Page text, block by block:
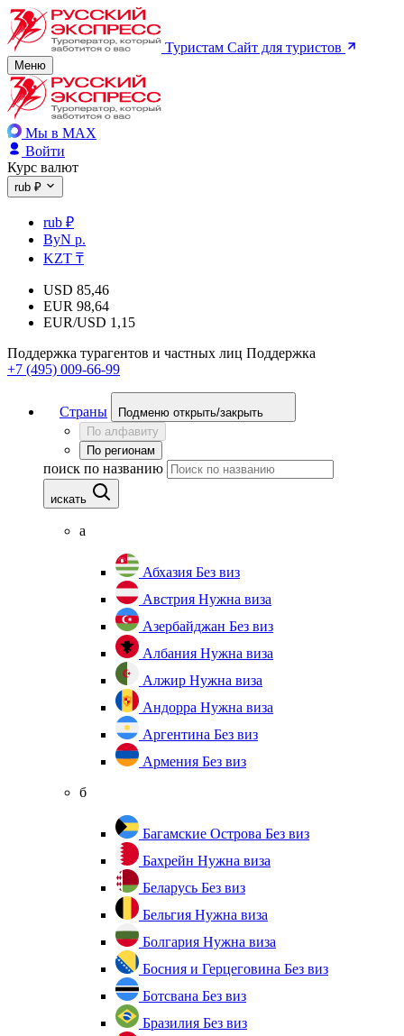
Туристам Сайт для туристов
Меню
Мы в MAX
Войти
Курс валют
rub ₽
rub ₽
ByN р.
KZT ₸
USD 85,46
EUR 98,64
EUR/USD 1,15
Поддержка турагентов и частных лиц Поддержка
+7 (495) 009-66-99
Страны
Подменю открыть/закрыть
По алфавиту
По регионам
поиск по названию
искать
а
Абхазия Без виз
Австрия Нужна виза
Азербайджан Без виз
Албания Нужна виза
Алжир Нужна виза
Андорра Нужна виза
Аргентина Без виз
Армения Без виз
б
Багамские Острова Без виз
Бахрейн Нужна виза
Беларусь Без виз
Бельгия Нужна виза
Болгария Нужна виза
Босния и Герцеговина Без виз
Ботсвана Без виз
Бразилия Без виз